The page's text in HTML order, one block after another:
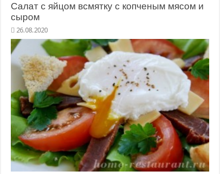
Салат с яйцом всмятку с копченым мясом и
сыром
26.08.2020